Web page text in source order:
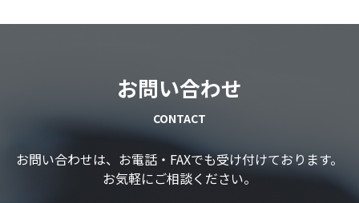
お問い合わせ
CONTACT
お問い合わせは、お電話・FAXでも受け付けております。
お気軽にご相談ください。